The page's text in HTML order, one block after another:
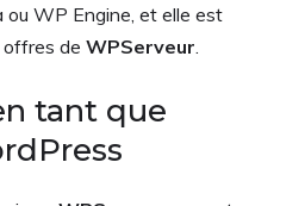
ou WP Engine, et elle est
offres de WPServeur
tant que